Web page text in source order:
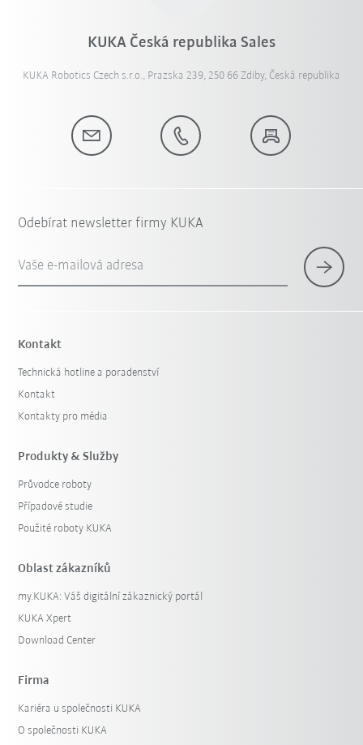
KUKA Česká republika Sales
KUKA Robotics Czech s.r.o., Prazska 239, 250 66 Zdiby, Česká republika
Odebírat newsletter firmy KUKA
Vaše e-mailová adresa
Kontakt
Technická hotline a poradenství
Kontakt
Kontakty pro média
Produkty & Služby
Průvodce roboty
Případové studie
Použité roboty KUKA
Oblast zákazníků
my.KUKA: Váš digitální zákaznický portál
KUKA Xpert
Download Center
Firma
Kariéra u společnosti KUKA
O společnosti KUKA